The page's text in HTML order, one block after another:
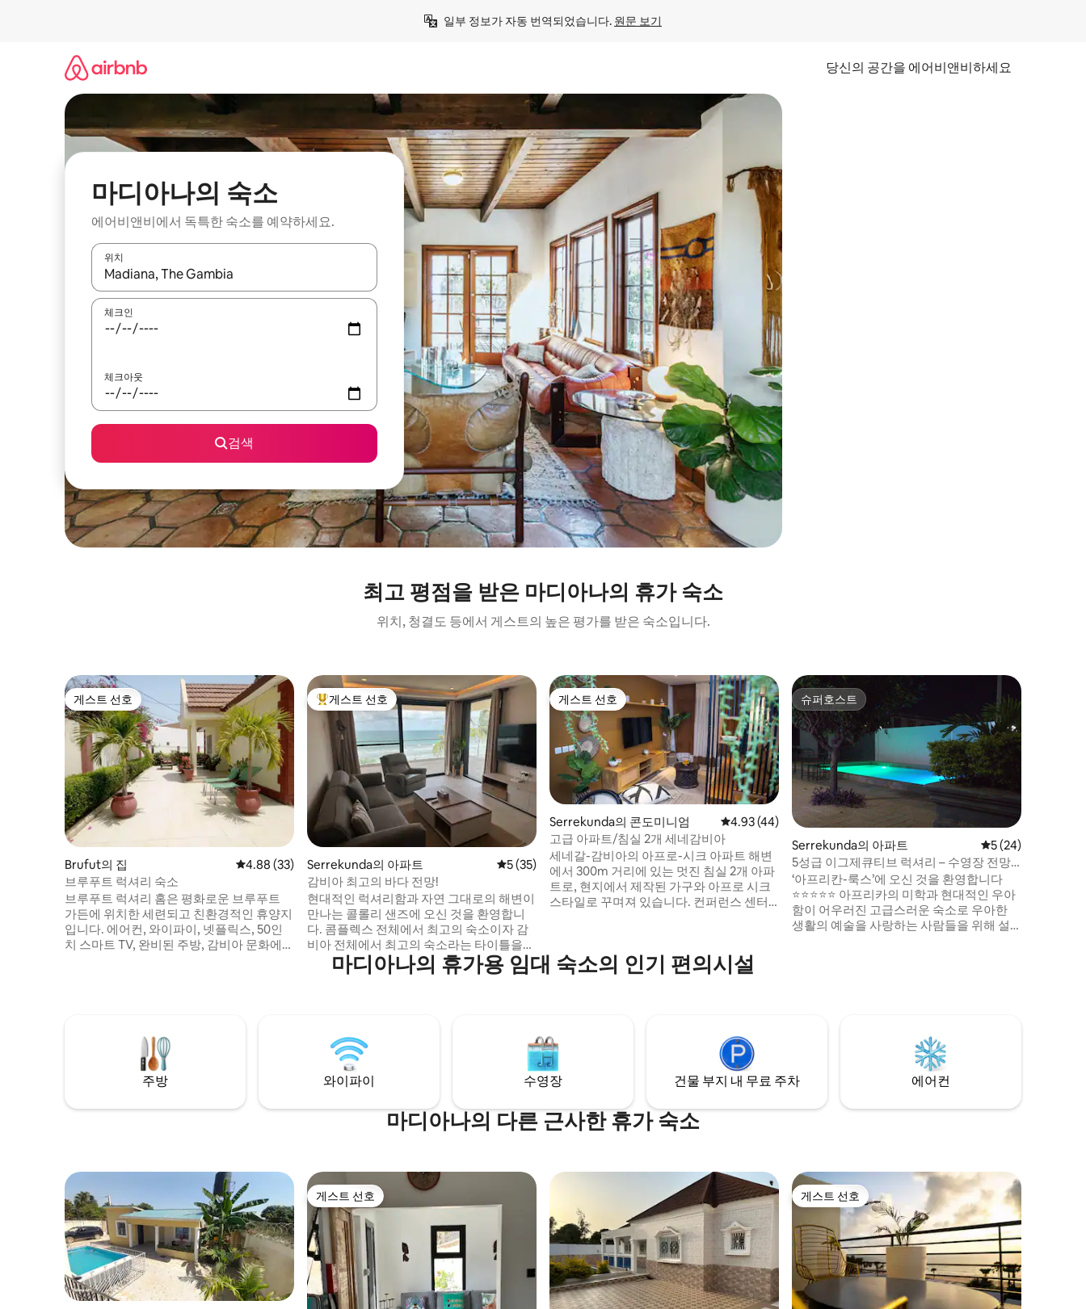
일부 정보가 자동 번역되었습니다. 원문 보기
당신의 공간을 에어비앤비하세요
마디아나의 숙소
에어비앤비에서 독특한 숙소를 예약하세요.
위치
결과가 나오면 위·아래 화살표 키를 사용하거나 터치 또는 스와이프 동작으로 탐색하세요.
체크인
체크아웃
검색
최고 평점을 받은 마디아나의 휴가 숙소
위치, 청결도 등에서 게스트의 높은 평가를 받은 숙소입니다.
게스트 선호
게스트 선호
Brufut의 집 평점 4.88점(5점 만점), 후기 33개
4.88 (33)
브루푸트 럭셔리 숙소
브루푸트 럭셔리 홈은 평화로운 브루푸트
가든에 위치한 세련되고 친환경적인 휴양지
입니다. 에어컨, 와이파이, 넷플릭스, 50인
치 스마트 TV, 완비된 주방, 감비아 문화에서
가족 및 나홀로 여행객에게 이상적입니다.
현대적인 편의시설, 열대 지역의 매력, 따뜻
한 분위기가 어우러진 숙소에서 편안하게
상위 게스트 선호
게스트 선호
Serrekunda의 아파트 평점 5점(5점 만점), 후기 35개
5 (35)
감비아 최고의 바다 전망!
현대적인 럭셔리함과 자연 그대로의 해변이
만나는 콜롤리 샌즈에 오신 것을 환영합니
다. 콤플렉스 전체에서 최고의 숙소이자 감
비아 전체에서 최고의 숙소라는 타이틀을
자랑하는 저희 해변 숙소는 일상적인 번잡
함에서 벗어나 비교할 수 없는 평온함을 제
는 거리에 있습니다. 차로 단 5분 거리에 있
는 도심으로 빠르게 이동하세요. 비교할 수
없는 편안함에 빠져보세요. 감비아 최고의
숙소에 빠져보세요.
게스트 선호
게스트 선호
Serrekunda의 콘도미니엄 평점 4.93점(5점 만점), 후기 44개
4.93 (44)
고급 아파트/침실 2개 세네감비아
세네갈-감비아의 아프로-시크 아파트 해변
에서 300m 거리에 있는 멋진 침실 2개 아파
트로, 현지에서 제작된 가구와 아프로 시크
스타일로 꾸며져 있습니다. 컨퍼런스 센터
수영장, 어린이 수영장, 세탁기, 발전기. 수
건, 샴푸, 샤워젤이 구비된 욕실. 연중무휴
슈퍼호스트
슈퍼호스트
Serrekunda의 아파트 평점 5점(5점 만점
5 (24)
5성급 이그제큐티브 럭셔리 – 수영장 전망
이 있는 침실 3개
‘아프리칸-룩스’에 오신 것을 환영합니다
⭐⭐⭐⭐⭐ 아프리카의 미학과 현대적인 우아
함이 어우러진 고급스러운 숙소로 우아한
생활의 예술을 사랑하는 사람들을 위해 설
든 현지 식사와 나이트라이프가 몇 분 거리
마디아나의 휴가용 임대 숙소의 인기 편의시설
주방 와이파이 수영장 건물 부지 내 무료 주차 에어컨
마디아나의 다른 근사한 휴가 숙소
게스트 선호
게스트 선호 게스트 선호
게스트 선호